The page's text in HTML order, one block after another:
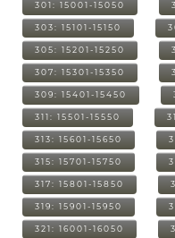
301: 15001-15050
303: 15101-15150
305: 15201-15250
307: 15301-15350
309: 15401-15450
311: 15501-15550
313: 15601-15650
315: 15701-15750
317: 15801-15850
319: 15901-15950
321: 16001-16050